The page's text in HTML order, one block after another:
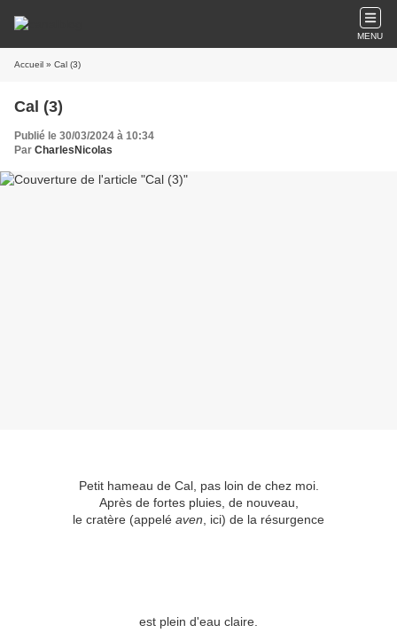
MENU
Accueil » Cal (3)
Cal (3)
Publié le 30/03/2024 à 10:34
Par CharlesNicolas
Petit hameau de Cal, pas loin de chez moi.
Après de fortes pluies, de nouveau,
le cratère (appelé aven , ici) de la résurgence
est plein d'eau claire.